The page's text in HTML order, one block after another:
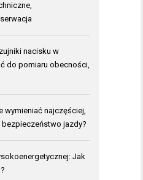
nacisku w
do pomiaru obecności,
wymieniać najczęściej,
jazdy?
Jak